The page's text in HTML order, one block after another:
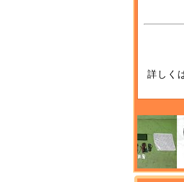
詳しく